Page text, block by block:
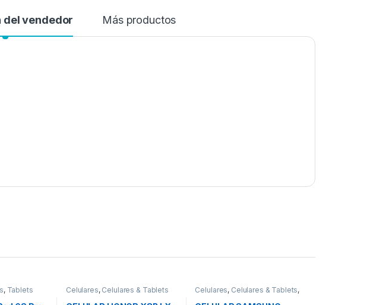
del vendedor Más productos
, Tablets Celulares, Celulares & Tablets Celulares, Celulares & Tablets,